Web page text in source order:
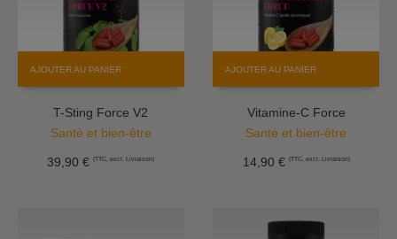
AJOUTER AU PANIER
T-Sting Force V2
Santé et bien-être
39,90€ (TTC, excl. Livraison)
AJOUTER AU PANIER
Vitamine-C Force
Santé et bien-être
14,90 € (TTC, excl. Livraison)